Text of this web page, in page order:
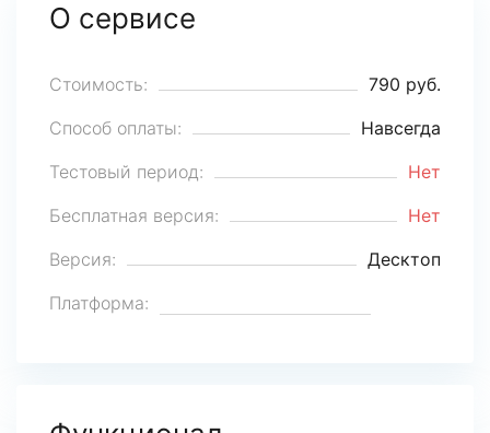
О сервисе
Стоимость:
790 руб.
Способ оплаты:
Навсегда
Тестовый период:
Нет
Бесплатная версия:
Нет
Версия:
Десктоп
Платформа: